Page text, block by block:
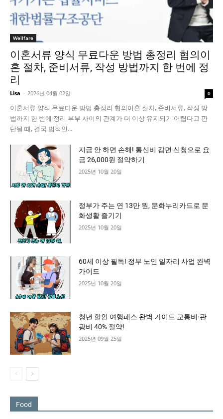
Wellfare
이혼서류 양식 무료다운 방법 총정리 협의이
혼 절차, 준비서류, 작성 방법까지 한 번에 정
리
Lisa - 2026년 04월 02일 0
이혼서류 양식 무료다운 방법 총정리 협의이혼 절차, 준비서류, 작성 방
법까지 한 번에 정리 부부 사이의 관계가 더 이상 유지되기 어렵다고 판
단될 때, 결국 법적인...
지금 안 하면 손해! 통신비 감면 신청으로 요
금 26,000원 절약하기
2025년 10월 20일
정부가 주는 연 13만 원, 문화누리카드로 문
화생활 즐기기
2025년 10월 20일
60세 이상 필독! 정부 노인 일자리 사업 완벽
가이드
2025년 10월 20일
청년 할인 여행패스 완벽 가이드 교통비·관
광비 40% 절약!
2025년 09월 25일
Food